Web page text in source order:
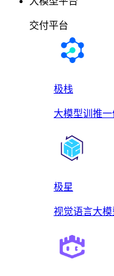
交付平台
极栈
大模型训推
极星
视觉语言大